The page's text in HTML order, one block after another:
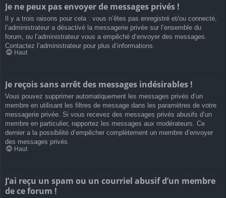
Je ne peux pas envoyer de messages privés !
Il y a trois raisons pour cela : vous n’êtes pas enregistré et/ou connecté,
l’administrateur a désactivé la messagerie privée sur l’ensemble du
forum, ou l’administrateur vous a empêché d’envoyer des messages.
Contactez l’administrateur pour plus d’informations.
Haut
Je reçois sans arrêt des messages indésirables !
Vous pouvez supprimer automatiquement les messages privés d’un
membre en utilisant les filtres de message dans les paramètres de votre
messagerie privée. Si vous recevez des messages privés abusifs d’un
membre en particulier, rapportez les messages aux modérateurs. Ce
dernier a la possibilité d’empêcher complètement un membre d’envoyer
des messages privés.
Haut
J’ai reçu un spam ou un courriel abusif d’un membre
de ce forum !